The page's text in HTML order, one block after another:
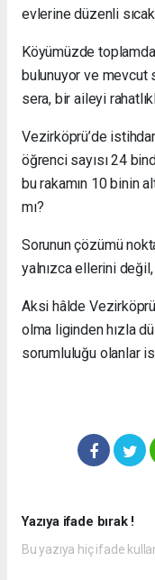
evlerine düzenli
Köyümüzde
bulunuyor ve mevcut
sera, bir aileyi
Vezirköprü’de
öğrenci sayısı 24
bu rakamın 10 binin
mı?
Sorunun çözümü
yalnızca ellerini
Aksi hâlde
olma liginden hızla
sorumluluğu olanlar
Yazıya ifade bırak !
Bu yazıya hiç ifade